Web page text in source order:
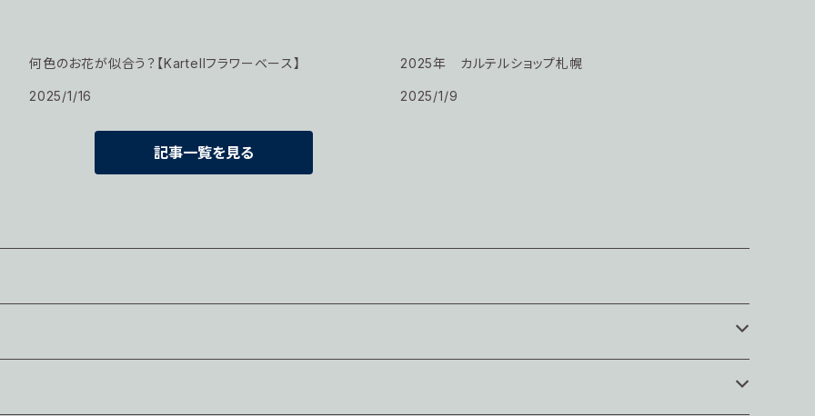
何色のお花が似合う？【Kartellフラワーベース】
2025/1/16
2025年 カルテルショップ札幌
2025/1/9
記事一覧を見る